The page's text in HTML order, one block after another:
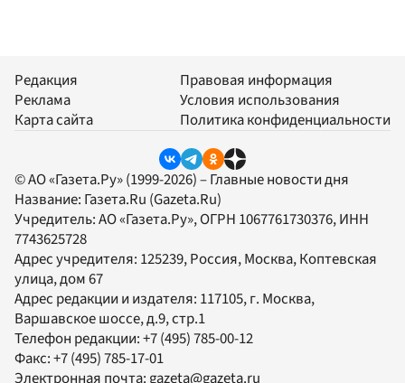
Редакция
Реклама
Карта сайта
Правовая информация
Условия использования
Политика конфиденциальности
© АО «Газета.Ру» (1999-2026) – Главные новости дня
Название: Газета.Ru (Gazeta.Ru)
Учредитель:АО «Газета.Ру», ОГРН 1067761730376, ИНН
7743625728
Адрес учредителя: 125239, Россия, Москва, Коптевская
улица, дом 67
Адрес редакции и издателя: 117105, г. Москва,
Варшавское шоссе, д.9, стр.1
Телефон редакции:+7 (495) 785-00-12
Факс:+7 (495) 785-17-01
Электронная почта: gazeta@gazeta.ru